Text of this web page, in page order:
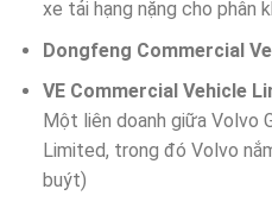
xe tải hạng nặng cho phân
Dongfeng Commercial
VE Commercial Vehicle
Một liên doanh giữa Volvo
Limited, trong đó Volvo
buýt)